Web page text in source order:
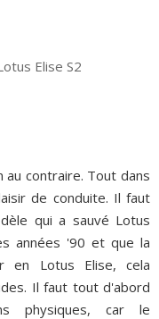
au contraire. Tout dans
de conduite. Il faut
qui a sauvé Lotus
années '90 et que la
en Lotus Elise, cela
Il faut tout d'abord
physiques, car le